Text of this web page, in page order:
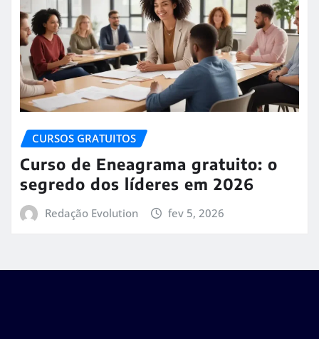
CURSOS GRATUITOS
Curso de Eneagrama gratuito: o
segredo dos líderes em 2026
Redação Evolution fev 5, 2026